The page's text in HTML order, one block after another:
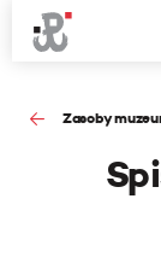
Zasoby